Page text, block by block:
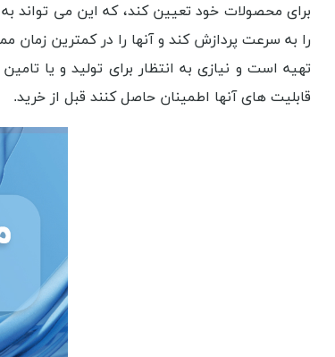
برای محصولات خود تعیین کند، که این می تواند
را به سرعت پردازش کند و آنها را در کمترین
تهیه است و نیازی به انتظار برای تولید و یا
قابلیت های آنها اطمینان حاصل کنند قبل از خرید.